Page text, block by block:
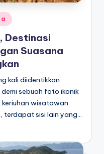
Destinasi
Suasana
kali diidentikkan
sebuah foto ikonik
keriuhan wisatawan
terdapat sisi lain yang…